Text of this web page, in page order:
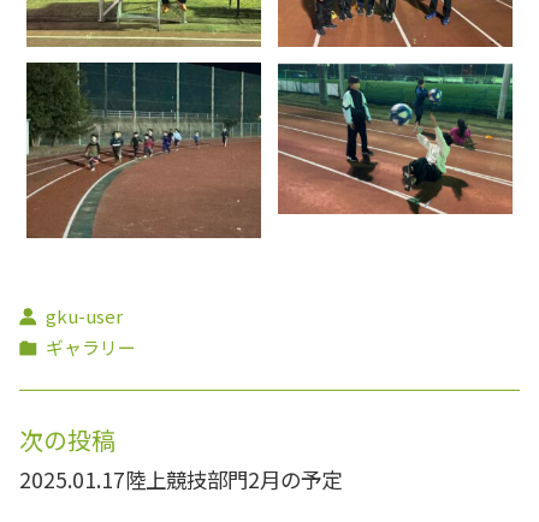
gku-user
ギャラリー
次の投稿
2025.01.17陸上競技部門2月の予定